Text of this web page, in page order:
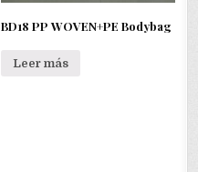
BD18 PP WOVEN+PE Bodybag
Leer más